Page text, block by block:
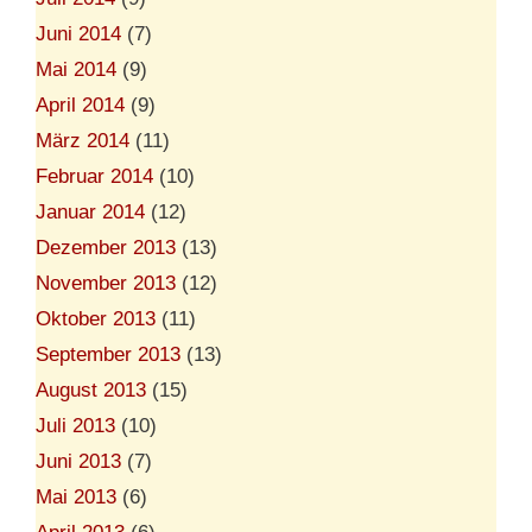
Juni 2014 (7)
Mai 2014 (9)
April 2014 (9)
März 2014 (11)
Februar 2014 (10)
Januar 2014 (12)
Dezember 2013 (13)
November 2013 (12)
Oktober 2013 (11)
September 2013 (13)
August 2013 (15)
Juli 2013 (10)
Juni 2013 (7)
Mai 2013 (6)